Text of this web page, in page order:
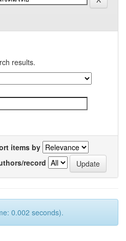
results.
items by
record
0.002 seconds).